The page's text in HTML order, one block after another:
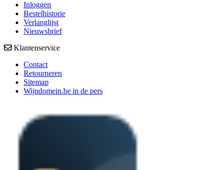
Inloggen
Bestelhistorie
Verlanglijst
Nieuwsbrief
Klantenservice
Contact
Retourneren
Sitemap
Wijndomein.be in de pers